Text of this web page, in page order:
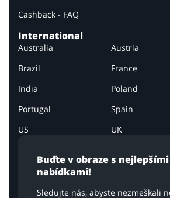
Buďte v obraze s nejlepšími
nabídkami!
Sledujte nás, abyste nezmeškali
Cashback - FAQ
International
Australia Austria
Brazil
France
India
Poland
Portugal
Spain
US
UK